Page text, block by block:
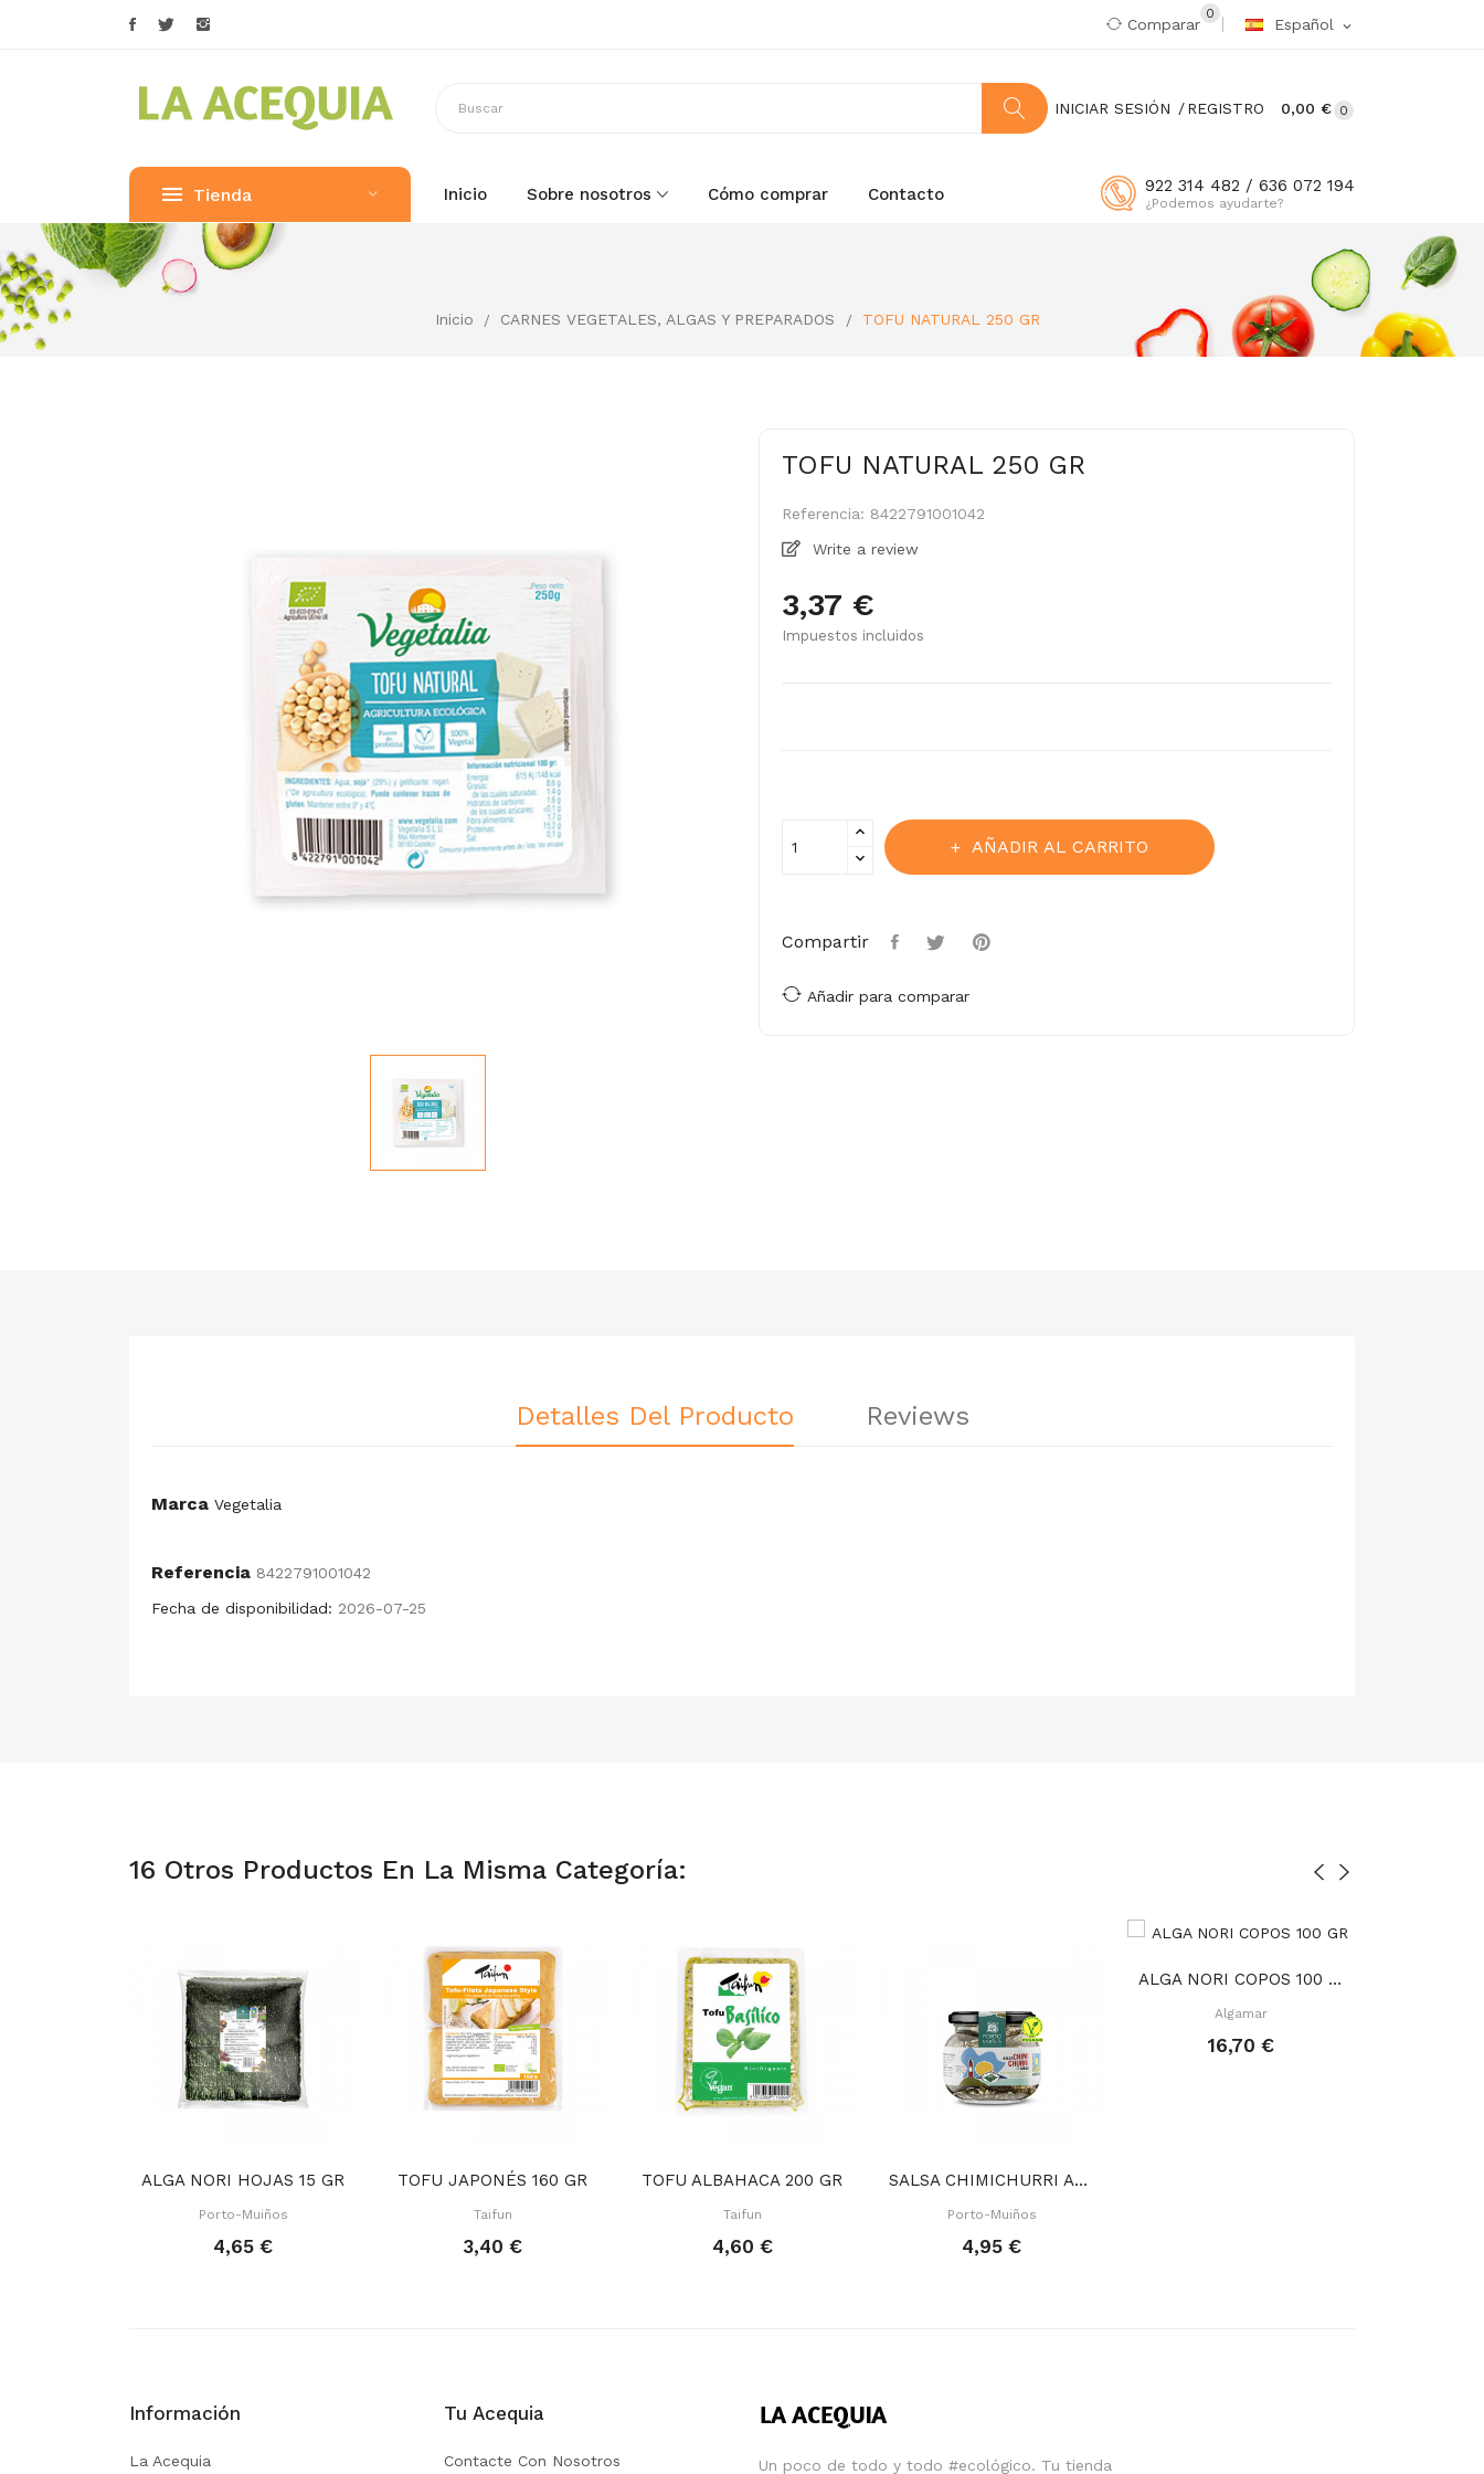
Español expand_more
Comparar
0
0
0,00 €
INICIAR SESIÓN REGISTRO
922 314 482 / 636 072 194
¿Podemos ayudarte?
Tienda Inicio Sobre nosotros Cómo comprar Contacto
Inicio CARNES VEGETALES, ALGAS Y PREPARADOS TOFU NATURAL 250 GR
TOFU NATURAL 250 GR
Referencia: 8422791001042
Write a review
3,37 €
Impuestos incluidos
AÑADIR AL CARRITO
Compartir
Añadir para comparar
Detalles Del Producto Reviews
Marca Vegetalia
Referencia 8422791001042
Fecha de disponibilidad: 2026-07-25
16 Otros Productos En La Misma Categoría:
ALGA NORI HOJAS 15 GR
Porto-Muiños
4,65 €
TOFU JAPONÉS 160 GR
Taifun
3,40 €
TOFU ALBAHACA 200 GR
Taifun
4,60 €
SALSA CHIMICHURRI ALGAS 170 GR
Porto-Muiños
4,95 €
ALGA NORI COPOS 100 GR
Algamar
16,70 €
Información
La Acequia
Tu Acequia
Contacte Con Nosotros Un poco de todo y todo #ecológico. Tu tienda